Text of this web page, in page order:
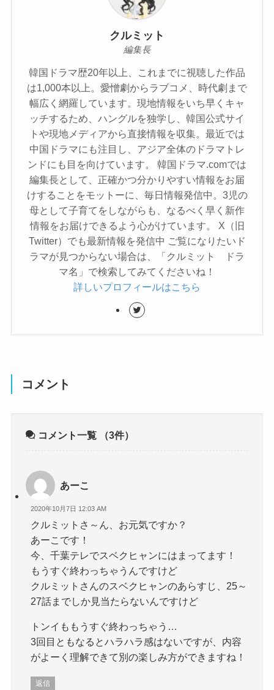
クルミット
編集長
韓国ドラマ歴20年以上、これまでに視聴した作品
は1,000本以上。愛憎劇からラブコメ、時代劇まで
幅広く網羅しています。現地情報をいち早くキャ
ッチするため、ハングルを独学し、韓国公式サイ
トや現地メディアから直接情報を収集。最近では
中国ドラマにも注目し、アジア全体のドラマトレ
ンドにも目を向けています。 韓国ドラマ.comでは
編集長として、正確かつ分かりやすい情報をお届
けすることをモットーに、毎日情報発信中。3児の
母として子育てをしながらも、なるべく早く新作
情報をお届けできるよう心がけています。 X（旧
Twitter）でも最新情報を発信中 ご覧になりたいド
ラマが見つからない場合は、「クルミット ドラ
マ名」で検索してみてくださいね！
詳しいプロフィールはこちら
コメント
コメント一覧 （3件）
あーこ
2020年10月7日 12:03 AM
クルミットさ～ん、お元気ですか？
あーこです！
今、千葉テレでスベクヒャンにはまってます！
もうすぐ終わっちゃうんですけど
クルミットさんのスベクヒャンのあらすじ、25～
27話までしか見当たらないんですけど
トンイももうすぐ終わっちゃう…
3回目ともなるとハラハラ感はないですが、内容
がよーく理解できて別の楽しみ方ができますね！
返信